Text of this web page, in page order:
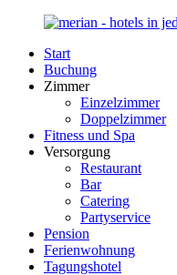
Zurück
Inhalt
Merian-
Hotel.de
Portal
Unterkunft
Deutschland
Start
Buchung
Zimmer
Einzelzimmer
Doppelzimmer
Fitness und Spa
Versorgung
Restaurant
Bar
Catering
Partyservice
Pension
Ferienwohnung
Tagungshotel